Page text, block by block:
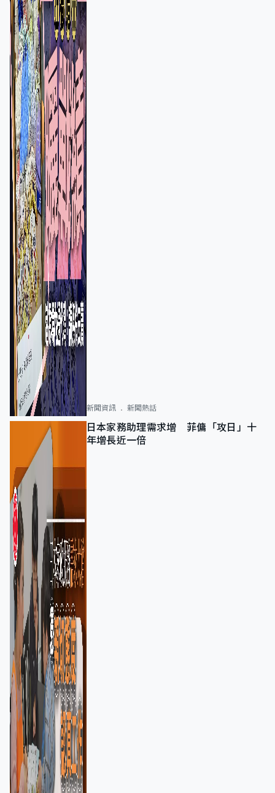
新聞資訊 新聞熱話
日本家務助理需求增 菲傭「攻日」十
年增長近一倍